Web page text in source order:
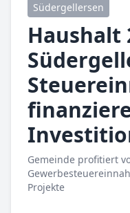
Südergellersen
Haushalt
Gemeinde profitiert
Projekte